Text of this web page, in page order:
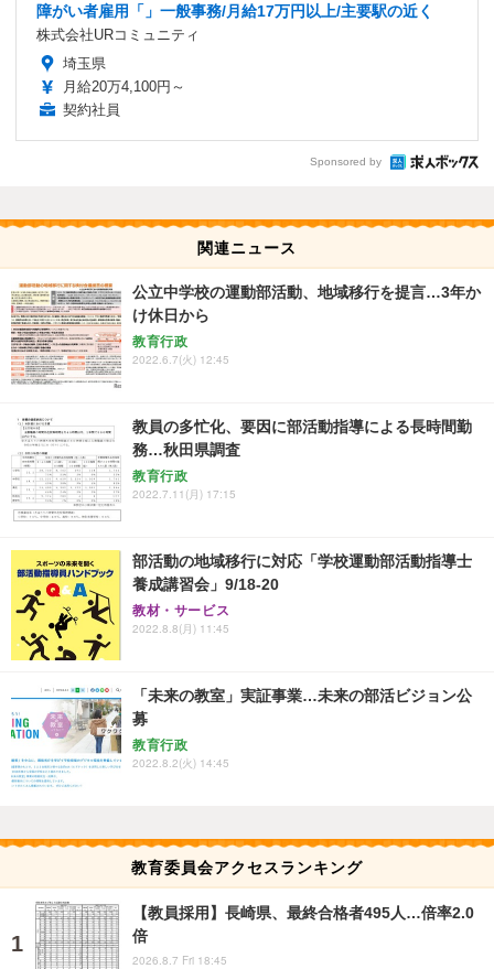
障がい者雇用「」一般事務/月給17万円以上/主要駅の近く
株式会社URコミュニティ
埼玉県
月給20万4,100円～
契約社員
Sponsored by
関連ニュース
公立中学校の運動部活動、地域移行を提言…3年か
け休日から
教育行政
2022.6.7(火) 12:45
教員の多忙化、要因に部活動指導による長時間勤
務…秋田県調査
教育行政
2022.7.11(月) 17:15
部活動の地域移行に対応「学校運動部活動指導士
養成講習会」9/18-20
教材・サービス
2022.8.8(月) 11:45
「未来の教室」実証事業…未来の部活ビジョン公
募
教育行政
2022.8.2(火) 14:45
教育委員会アクセスランキング
【教員採用】長崎県、最終合格者495人…倍率2.0
倍
2026.8.7 Fri 18:45